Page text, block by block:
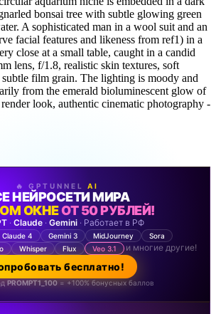
bonsai tree with subtle glowing green
A sophisticated man in a wool suit and an
facial features and likeness from ref1) in a
close at a small table, caught in a candid
lens, f/1.8, realistic skin textures, soft
film grain. The lighting is moody and
from the emerald bioluminescent glow of
look, authentic cinematic photography -
🔥 GPTUNNEL AI
НЕЙРОСЕТИ МИРА
ОКНЕОТ 50 РУБЛЕЙ!
· Claude · Gemini · Работает в РФ
Claude 4 Gemini 3 MidJourney
Sora
Whisper Flux Veo 3.1 и многие другие!
бесплатно!
PROMPT1_100= +100% бонусных баллов